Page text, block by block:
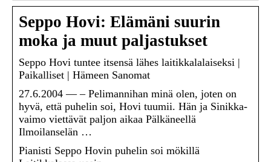
Seppo Hovi: Elämäni suurin
moka ja muut paljastukset
Seppo Hovi tuntee itsensä lähes laitikkalalaiseksi |
Paikalliset | Hämeen Sanomat
27.6.2004 — – Pelimannihan minä olen, joten on
hyvä, että puhelin soi, Hovi tuumii. Hän ja Sinikka-
vaimo viettävät paljon aikaa Pälkäneellä
Ilmoilanselän …
Pianisti Seppo Hovin puhelin soi mökillä